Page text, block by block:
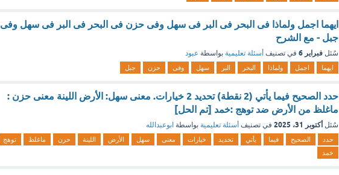
ايهما اجمل ولماذا فى البحر فى البر فى سهل وفى حزن فى البحر فى البر فى سهل وفى
جبل - مع الشرح
سُئل فبراير 6 في تصنيف أسئلة تعليمية بواسطة عبود
ايهما اجمل ولماذا البحر البر سهل وفى حزن جبل
حدد الصحيح فيما يأتي (2 نقطة) تحديد 2 خيارات. معنى سهل: الأرض اللينة معنى حزن :
ماغلظ من الأرض ضد توهج :خمد [تم الحل]
سُئل أكتوبر 31، 2025 في تصنيف أسئلة تعليمية بواسطة ابوعبدالله
حدد الصحيح فيما يأتي تحديد خيارات معنى سهل الأرض اللينة حزن ماغلظ
توهج
خمد